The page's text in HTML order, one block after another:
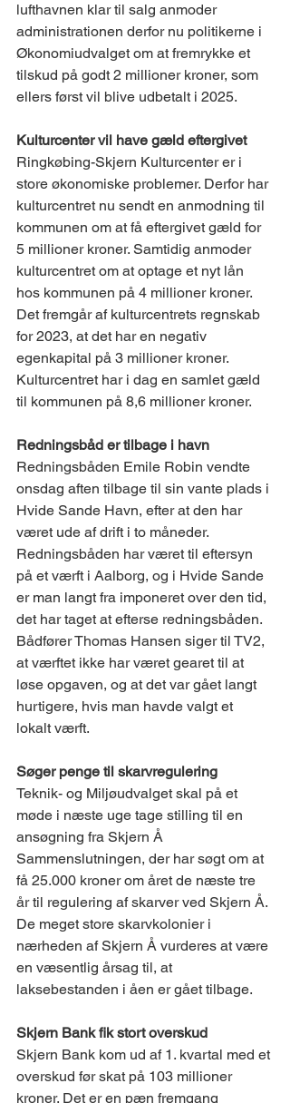
lufthavnen klar til salg anmoder
administrationen derfor nu politikerne i
Økonomiudvalget om at fremrykke et
tilskud på godt 2 millioner kroner, som
ellers først vil blive udbetalt i 2025.
Kulturcenter vil have gæld eftergivet
Ringkøbing-Skjern Kulturcenter er i
store økonomiske problemer. Derfor har
kulturcentret nu sendt en anmodning til
kommunen om at få eftergivet gæld for
5 millioner kroner. Samtidig anmoder
kulturcentret om at optage et nyt lån
hos kommunen på 4 millioner kroner.
Det fremgår af kulturcentrets regnskab
for 2023, at det har en negativ
egenkapital på 3 millioner kroner.
Kulturcentret har i dag en samlet gæld
til kommunen på 8,6 millioner kroner.
Redningsbåd er tilbage i havn
Redningsbåden Emile Robin vendte
onsdag aften tilbage til sin vante plads i
Hvide Sande Havn, efter at den har
været ude af drift i to måneder.
Redningsbåden har været til eftersyn
på et værft i Aalborg, og i Hvide Sande
er man langt fra imponeret over den tid,
det har taget at efterse redningsbåden.
Bådfører Thomas Hansen siger til TV2,
at værftet ikke har været gearet til at
løse opgaven, og at det var gået langt
hurtigere, hvis man havde valgt et
lokalt værft.
Søger penge til skarvregulering
Teknik- og Miljøudvalget skal på et
møde i næste uge tage stilling til en
ansøgning fra Skjern Å
Sammenslutningen, der har søgt om at
få 25.000 kroner om året de næste tre
år til regulering af skarver ved Skjern Å.
De meget store skarvkolonier i
nærheden af Skjern Å vurderes at være
en væsentlig årsag til, at
laksebestanden i åen er gået tilbage.
Skjern Bank fik stort overskud
Skjern Bank kom ud af 1. kvartal med et
overskud før skat på 103 millioner
kroner. Det er en pæn fremgang